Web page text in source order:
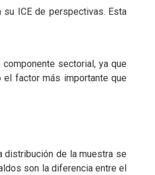
ICE de perspectivas. Esta
sectorial, ya que
factor más importante que
distribución de la muestra se
son la diferencia entre el